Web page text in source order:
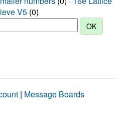
V5 (0)
| Message Boards